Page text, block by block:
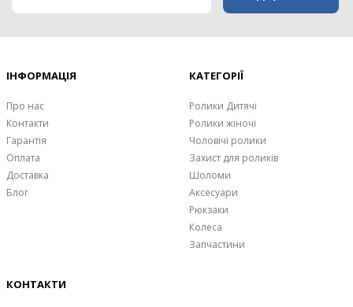
ІНФОРМАЦІЯ
Про нас
Контакти
Гарантія
Оплата
Доставка
Блог
КАТЕГОРІЇ
Ролики Дитячі
Ролики жіночі
Чоловічі ролики
Захист для роликів
Шоломи
Аксесуари
Рюкзаки
Колеса
Запчастини
КОНТАКТИ